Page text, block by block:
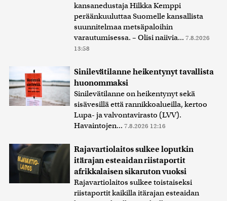
kansanedustaja Hilkka Kemppi
peräänkuuluttaa Suomelle kansallista
suunnitelmaa metsäpaloihin
varautumisessa. – Olisi naiivia... 7.8.2026
13:58
Sinilevätilanne heikentynyt tavallista
huonommaksi
Sinilevätilanne on heikentynyt sekä
sisävesillä että rannikkoalueilla, kertoo
Lupa- ja valvontavirasto (LVV).
Havaintojen... 7.8.2026 12:16
Rajavartiolaitos sulkee loputkin
itärajan esteaidan riistaportit
afrikkalaisen sikaruton vuoksi
Rajavartiolaitos sulkee toistaiseksi
riistaportit kaikilla itärajan esteaidan